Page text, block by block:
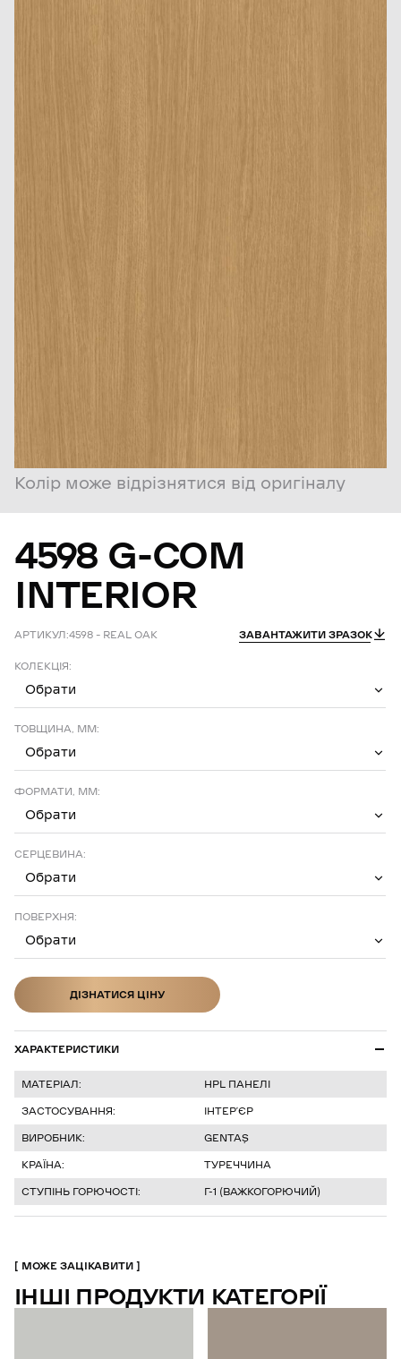
Колір може відрізнятися від оригіналу
4598 G-COM
INTERIOR
АРТИКУЛ:4598 – REAL OAK ЗАВАНТАЖИТИ ЗРАЗОК
КОЛЕКЦІЯ:
Обрати
ТОВЩИНА, ММ:
Обрати
ФОРМАТИ, ММ:
Обрати
СЕРЦЕВИНА:
Обрати
ПОВЕРХНЯ:
Обрати
ДІЗНАТИСЯ ЦІНУ
ХАРАКТЕРИСТИКИ
МАТЕРІАЛ:
HPL ПАНЕЛІ
ЗАСТОСУВАННЯ:
ІНТЕР’ЄР
ВИРОБНИК:
GENTAŞ
КРАЇНА:
ТУРЕЧЧИНА
СТУПІНЬ ГОРЮЧОСТІ:
Г-1 (ВАЖКОГОРЮЧИЙ)
МОЖЕ ЗАЦІКАВИТИ
ІНШІ ПРОДУКТИ КАТЕГОРІЇ